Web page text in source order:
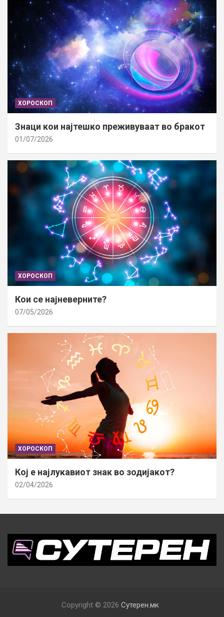
ХОРОСКОП
Знаци кои најтешко преживуваат во бракот
01/07/2026
ХОРОСКОП
Кои се најневерните?
07/05/2026
ХОРОСКОП
Кој е најлукавиот знак во зодијакот?
02/04/2026
Copyright © 2026 Сутерен.мк